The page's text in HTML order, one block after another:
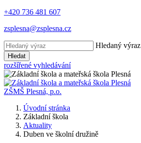
+420 736 481 607
zsplesna@zsplesna.cz
Hledaný výraz
Hledat
rozšířené vyhledávání
ZŠMŠ Plesná, p.o.
Úvodní stránka
Základní škola
Aktuality
Duben ve školní družině